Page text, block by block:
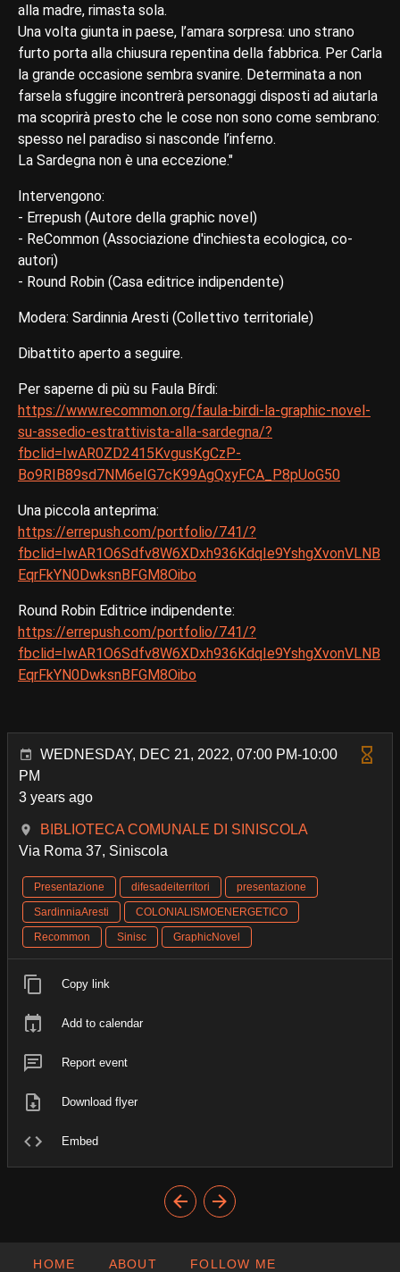
alla madre, rimasta sola.
Una volta giunta in paese, l’amara sorpresa: uno strano
furto porta alla chiusura repentina della fabbrica. Per Carla
la grande occasione sembra svanire. Determinata a non
farsela sfuggire incontrerà personaggi disposti ad aiutarla
ma scoprirà presto che le cose non sono come sembrano:
spesso nel paradiso si nasconde l’inferno.
La Sardegna non è una eccezione."
Intervengono:
- Errepush (Autore della graphic novel)
- ReCommon (Associazione d'inchiesta ecologica, co-
autori)
- Round Robin (Casa editrice indipendente)
Modera: Sardinnia Aresti (Collettivo territoriale)
Dibattito aperto a seguire.
Per saperne di più su Faula Bírdi:
https://www.recommon.org/faula-birdi-la-graphic-novel-
su-assedio-estrattivista-alla-sardegna/?
fbclid=IwAR0ZD2415KvgusKgCzP-
Bo9RIB89sd7NM6eIG7cK99AgQxyFCA_P8pUoG50
Una piccola anteprima:
https://errepush.com/portfolio/741/?
fbclid=IwAR1O6Sdfv8W6XDxh936KdqIe9YshgXvonVLNB
EqrFkYN0DwksnBFGM8Oibo
Round Robin Editrice indipendente:
https://errepush.com/portfolio/741/?
fbclid=IwAR1O6Sdfv8W6XDxh936KdqIe9YshgXvonVLNB
EqrFkYN0DwksnBFGM8Oibo
WEDNESDAY, DEC 21, 2022, 07:00 PM-10:00
PM
3 years ago
BIBLIOTECA COMUNALE DI SINISCOLA
Via Roma 37, Siniscola
Presentazione difesadeiterritori
presentazione
SardinniaAresti
COLONIALISMOENERGETICO
Recommon
Sinisc GraphicNovel
Copy link
Add to calendar
Report event
Download flyer
Embed
HOME ABOUT FOLLOW ME